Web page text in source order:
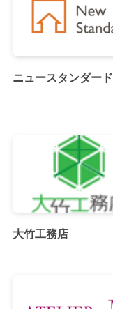
ニュースタンダード
大竹工務店